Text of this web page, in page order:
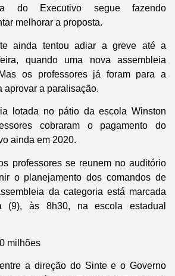
do Executivo segue fazendo
melhorar a proposta.
ainda tentou adiar a greve até a
quando uma nova assembleia
os professores já foram para a
aprovar a paralisação.
lotada no pátio da escola Winston
cobraram o pagamento do
ainda em 2020.
professores se reunem no auditório
o planejamento dos comandos de
da categoria está marcada
(9), às 8h30, na escola estadual
milhões
a direção do Sinte e o Governo